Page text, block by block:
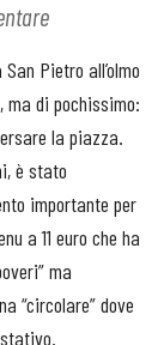
San Pietro all’olmo
ma di pochissimo:
la piazza.
è stato
importante per
a 11 euro che ha
ma
“circolare” dove